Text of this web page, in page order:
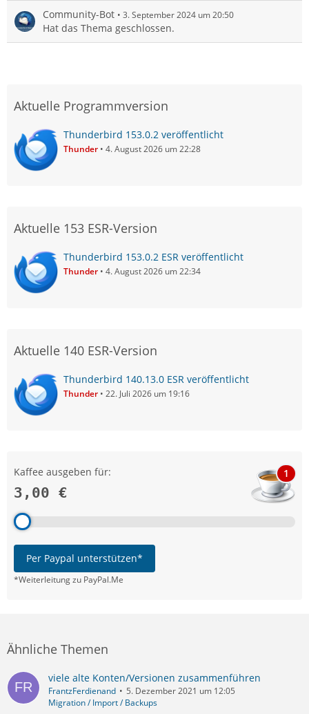
Community-Bot 3. September 2024 um 20:50
Hat das Thema geschlossen.
Aktuelle Programmversion
Thunderbird 153.0.2 veröffentlicht
Thunder 4. August 2026 um 22:28
Aktuelle 153 ESR-Version
Thunderbird 153.0.2 ESR veröffentlicht
Thunder 4. August 2026 um 22:34
Aktuelle 140 ESR-Version
Thunderbird 140.13.0 ESR veröffentlicht
Thunder 22. Juli 2026 um 19:16
Kaffee ausgeben für:
3,00 €
1
Per Paypal unterstützen*
*Weiterleitung zu PayPal.Me
Ähnliche Themen
viele alte Konten/Versionen zusammenführen
FrantzFerdienand
5. Dezember 2021 um 12:05
Migration / Import / Backups